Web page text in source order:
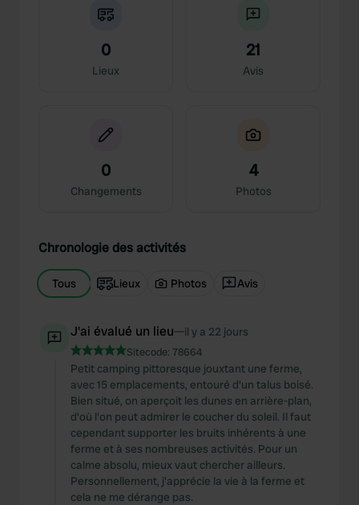
0
Lieux
21
Avis
0
Changements
4
Photos
Chronologie des activités
Tous Lieux Photos Avis
J'ai évalué un lieu—il y a 22 jours
Sitecode: 78664
Petit camping pittoresque jouxtant une ferme,
avec 15 emplacements, entouré d'un talus boisé.
Bien situé, on aperçoit les dunes en arrière-plan,
d'où l'on peut admirer le coucher du soleil. Il faut
cependant supporter les bruits inhérents à une
ferme et à ses nombreuses activités. Pour un
calme absolu, mieux vaut chercher ailleurs.
Personnellement, j'apprécie la vie à la ferme et
cela ne me dérange pas.